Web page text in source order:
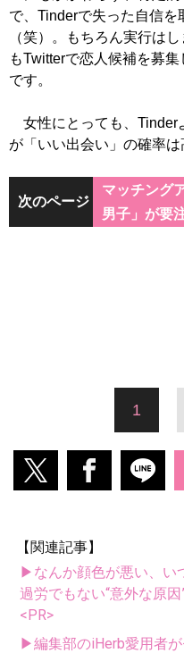
で、Tinderで失った自信を
（笑）。もちろん実行は
もTwitterで恋人候補を募
です。
女性にとっても、Tinder
が「いい出会い」の確率は
次のページ
マッチング
男子」が要
1
【関連記事】
▶なんか顔色が悪い、い
過労でもない“意外な原
<PR>
▶編集部のiHerb愛用者